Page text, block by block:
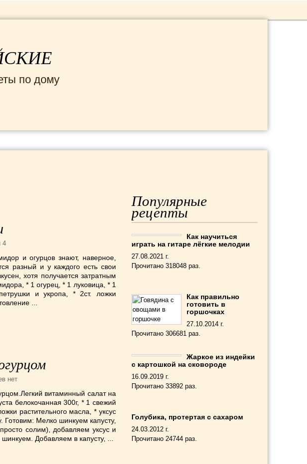
по дому
4
и огурцов знают, наверное,
разный и у каждого есть свои
хотя получается затратным
* 1 огурец, * 1 луковица, * 1
и укропа, * 2ст. ложки
...
нет
витаминный салат на
белокочанная 300г, * 1 свежий
растительного масла, * уксус
Готовим: Мелко шинкуем капусту,
солим), добавляем уксус и
Добавляем в капусту, ...
Популярные
рецепты
Как научиться
играть на гитаре лёгкие мелодии
27.08.2021 г.
Прочитано 318048 раз.
Как правильно
готовить в
горшочках
27.10.2014 г.
Прочитано 306681 раз.
Жаркое из индейки
с картошкой на сковороде
16.09.2019 г.
Прочитано 33892 раз.
Голубика, протертая с сахаром
24.03.2012 г.
Прочитано 24744 раз.